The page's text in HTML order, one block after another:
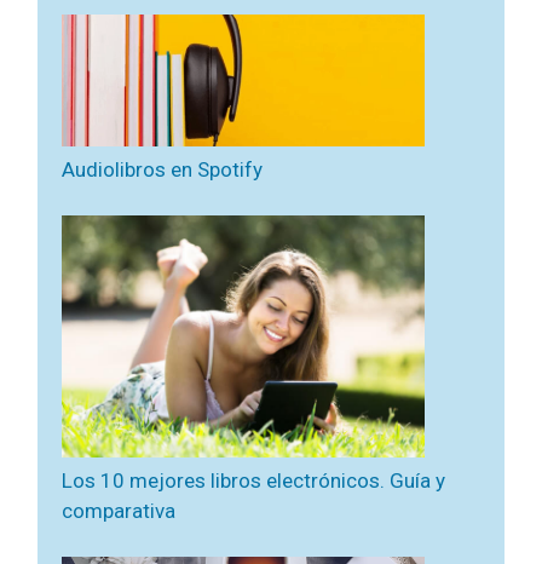
Audiolibros en Spotify
Los 10 mejores libros electrónicos. Guía y
comparativa